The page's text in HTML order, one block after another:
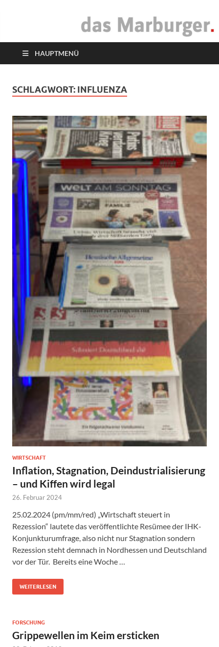
das Marburger.
HAUPTMENÜ
SCHLAGWORT: INFLUENZA
WIRTSCHAFT
Inflation, Stagnation, Deindustrialisierung
– und Kiffen wird legal
26. Februar 2024
25.02.2024 (pm/mm/red) „Wirtschaft steuert in
Rezession“ lautete das veröffentlichte Resümee der IHK-
Konjunkturumfrage, also nicht nur Stagnation sondern
Rezession steht demnach in Nordhessen und Deutschland
vor der Tür. Bereits eine Woche …
WEITERLESEN
FORSCHUNG
Grippewellen im Keim ersticken